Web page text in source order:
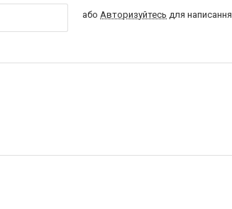
або Авторизуйтесь для написання